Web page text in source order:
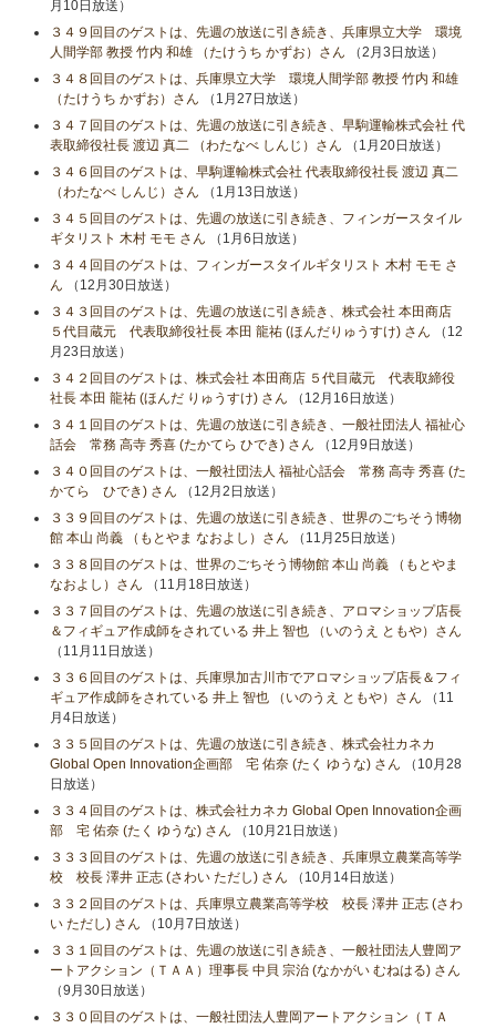
月10日放送）
３４９回目のゲストは、先週の放送に引き続き、兵庫県立大学 環境
人間学部 教授 竹内 和雄 （たけうち かずお）さん （2月3日放送）
３４８回目のゲストは、兵庫県立大学 環境人間学部 教授 竹内 和雄
（たけうち かずお）さん （1月27日放送）
３４７回目のゲストは、先週の放送に引き続き、早駒運輸株式会社 代
表取締役社長 渡辺 真二 （わたなべ しんじ）さん （1月20日放送）
３４６回目のゲストは、早駒運輸株式会社 代表取締役社長 渡辺 真二
（わたなべ しんじ）さん （1月13日放送）
３４５回目のゲストは、先週の放送に引き続き、フィンガースタイル
ギタリスト 木村 モモ さん （1月6日放送）
３４４回目のゲストは、フィンガースタイルギタリスト 木村 モモ さ
ん （12月30日放送）
３４３回目のゲストは、先週の放送に引き続き、株式会社 本田商店
５代目蔵元 代表取締役社長 本田 龍祐 (ほんだりゅうすけ) さん （12
月23日放送）
３４２回目のゲストは、株式会社 本田商店 ５代目蔵元 代表取締役
社長 本田 龍祐 (ほんだ りゅうすけ) さん （12月16日放送）
３４１回目のゲストは、先週の放送に引き続き、一般社団法人 福祉心
話会 常務 高寺 秀喜 (たかてら ひでき) さん （12月9日放送）
３４０回目のゲストは、一般社団法人 福祉心話会 常務 高寺 秀喜 (た
かてら ひでき) さん （12月2日放送）
３３９回目のゲストは、先週の放送に引き続き、世界のごちそう博物
館 本山 尚義 （もとやま なおよし）さん （11月25日放送）
３３８回目のゲストは、世界のごちそう博物館 本山 尚義 （もとやま
なおよし）さん （11月18日放送）
３３７回目のゲストは、先週の放送に引き続き、アロマショップ店長
＆フィギュア作成師をされている 井上 智也 （いのうえ ともや）さん
（11月11日放送）
３３６回目のゲストは、兵庫県加古川市でアロマショップ店長＆フィ
ギュア作成師をされている 井上 智也 （いのうえ ともや）さん （11
月4日放送）
３３５回目のゲストは、先週の放送に引き続き、株式会社カネカ
Global Open Innovation企画部 宅 佑奈 (たく ゆうな) さん （10月28
日放送）
３３４回目のゲストは、株式会社カネカ Global Open Innovation企画
部 宅 佑奈 (たく ゆうな) さん （10月21日放送）
３３３回目のゲストは、先週の放送に引き続き、兵庫県立農業高等学
校 校長 澤井 正志 (さわい ただし) さん （10月14日放送）
３３２回目のゲストは、兵庫県立農業高等学校 校長 澤井 正志 (さわ
い ただし) さん （10月7日放送）
３３１回目のゲストは、先週の放送に引き続き、一般社団法人豊岡ア
ートアクション（ＴＡＡ）理事長 中貝 宗治 (なかがい むねはる) さん
（9月30日放送）
３３０回目のゲストは、一般社団法人豊岡アートアクション（ＴＡ